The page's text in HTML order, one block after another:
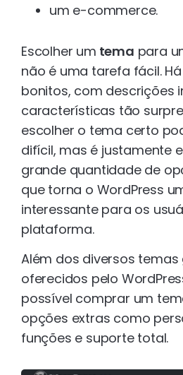
um e-commerce.
Escolher um tema para
não é uma tarefa fácil.
bonitos, com descrições
características tão
escolher o tema certo
difícil, mas é justamente
grande quantidade de
que torna o WordPress
interessante para os
plataforma.
Além dos diversos
oferecidos pelo
possível comprar um
opções extras como
funções e suporte total.